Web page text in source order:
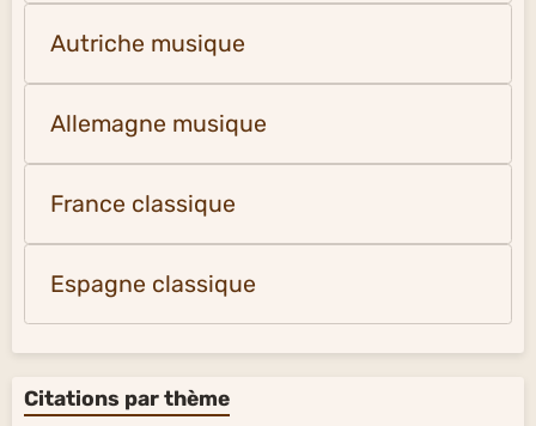
Autriche musique
Allemagne musique
France classique
Espagne classique
Citations par thème